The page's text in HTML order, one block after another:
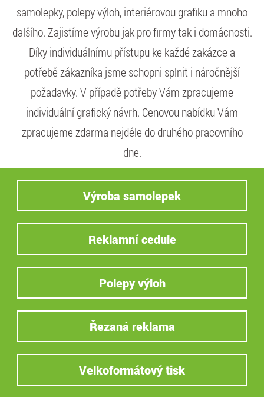
samolepky, polepy výloh, interiérovou grafiku a mnoho
dalšího. Zajistíme výrobu jak pro firmy tak i domácnosti.
Díky individuálnímu přístupu ke každé zakázce a
potřebě zákazníka jsme schopni splnit i náročnější
požadavky. V případě potřeby Vám zpracujeme
individuální grafický návrh. Cenovou nabídku Vám
zpracujeme zdarma nejdéle do druhého pracovního
dne.
Výroba samolepek
Reklamní cedule
Polepy výloh
Řezaná reklama
Velkoformátový tisk